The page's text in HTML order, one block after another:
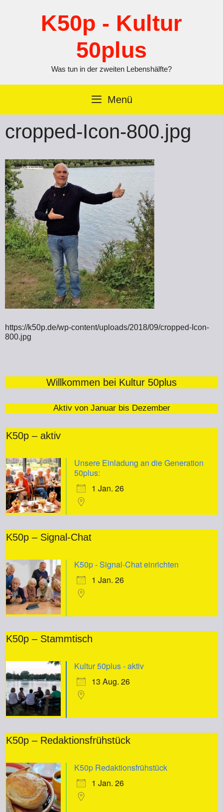
K50p - Kultur
50plus
Was tun in der zweiten Lebenshälfte?
Menü
cropped-Icon-800.jpg
https://k50p.de/wp-content/uploads/2018/09/cropped-Icon-
800.jpg
Willkommen bei Kultur 50plus
Aktiv von Januar bis Dezember
K50p – aktiv
Unsere Einladung an die Generation
50plus:
1 Jan. 26
K50p – Signal-Chat
K50p - Signal-Chat einrichten
1 Jan. 26
K50p – Stammtisch
Kultur 50plus - aktiv
13 Aug. 26
K50p – Redaktionsfrühstück
K50p Redaktionsfrühstück
1 Jan. 26